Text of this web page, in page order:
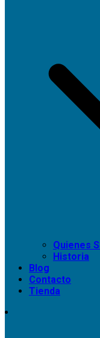
Quienes
Historia
Blog
Contacto
Tienda